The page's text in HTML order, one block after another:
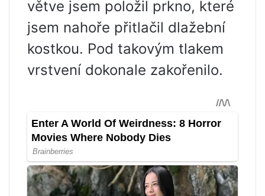
větve jsem položil prkno, které
jsem nahoře přitlačil dlažební
kostkou. Pod takovým tlakem
vrstvení dokonale zakořenilo.